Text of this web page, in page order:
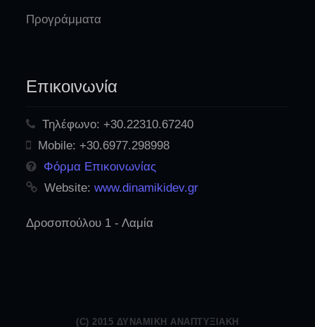
Προγράμματα
Επικοινωνία
Τηλέφωνο: +30.22310.67240
Mobile: +30.6977.298998
Φόρμα Επικοινωνίας
Website: www.dinamikidev.gr
Δροσοπούλου 1 - Λαμία
(C) 2015 ΔΥΝΑΜΙΚΉ ΑΝΑΠΤΥΞΙΑΚΉ